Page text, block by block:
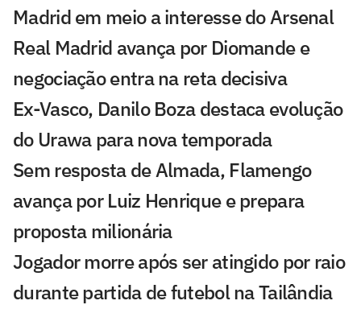
Madrid em meio a interesse do Arsenal
Real Madrid avança por Diomande e
negociação entra na reta decisiva
Ex-Vasco, Danilo Boza destaca evolução
do Urawa para nova temporada
Sem resposta de Almada, Flamengo
avança por Luiz Henrique e prepara
proposta milionária
Jogador morre após ser atingido por raio
durante partida de futebol na Tailândia